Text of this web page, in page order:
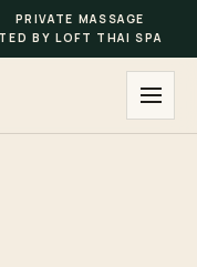
PRIVATE MASSAGE
BY LOFT THAI SPA